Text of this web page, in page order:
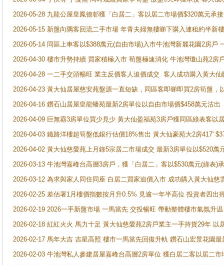
2026-05-28 九龍公屋皇鳳德邨獲「白居二」客以居二市場價$320萬元承接
2026-05-15 新盤向隅客回流二手市場 年青夫婦無樓睇下購入連租約半新
2026-05-14 同區上車客以$388萬元(自由市場)入市牛池灣新麗花園2房戶
2026-04-30 樓市升勢持續 買家積極入市 荀盤極速消化 牛池灣瓊山苑2房
2026-04-28 一二手交頭暢旺 業主反價客人追價成交 客人成功購入黃大
2026-04-23 黃大仙居屋慈安苑盤源一直短缺，同區客即睇即買2房筍盤，
2026-04-16 鑽石山居屋皇龍蟠苑最新2房單位以自由市場價$458萬元沽出
2026-04-09 巨無霸3房單位買少見少 黃大仙盈福苑3房戶獲同區綠表客以
2026-04-03 鐵路洋樓超筍盤低銀行估價18%售出 黃大仙豪苑大2房417'
2026-04-02 黃大仙慈愛苑上月錄5宗居二市場成交 最新3房單位以$520萬
2026-03-13 牛池灣嘉峰台高層3房戶，獲「白居二」客以$530萬元(綠表)
2026-03-12 為求與家人同住同座 白居二買家追價入市 成功購入黃大仙
2026-02-25 差估署1月樓價指數按月升0.5% 見逾一年半高位 投資者四
2026-02-19 2026一手新盤市場 一馬當先 交投暢旺 帶動整體樓市氣氛升
2026-02-18 紅紅火火 馬力十足 黃大仙慈愛苑2房戶業主一手持貨29年 以
2026-02-17 馬年大吉 吉星高照 樓市一馬當先回復升軌 鑽石山宏景花園
2026-02-03 牛池灣私人參建居屋嘉峰台高層2房單位 獲白居二客以居二市